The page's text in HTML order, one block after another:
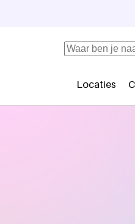
Locaties
Zoeken